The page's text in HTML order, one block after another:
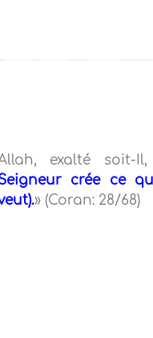
exalté soit-
crée ce
» (Coran: 28/68)